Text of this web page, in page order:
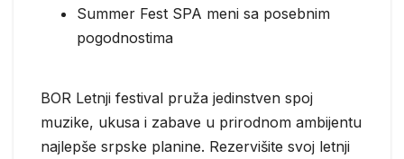
Summer Fest SPA meni sa posebnim
pogodnostima
BOR Letnji festival pruža jedinstven spoj
muzike, ukusa i zabave u prirodnom ambijentu
najlepše srpske planine. Rezervišite svoj letnji